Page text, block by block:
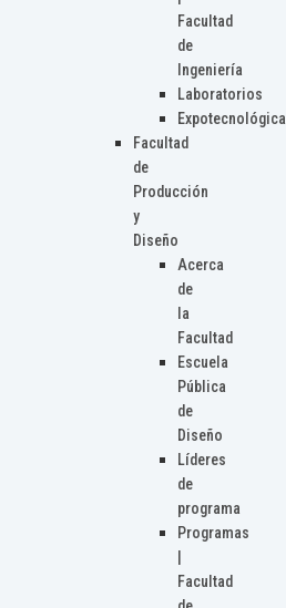
Facultad
de
Ingeniería
Laboratorios
Expotecnológica
Facultad
de
Producción
y
Diseño
Acerca
de
la
Facultad
Escuela
Pública
de
Diseño
Líderes
de
programa
Programas
Facultad